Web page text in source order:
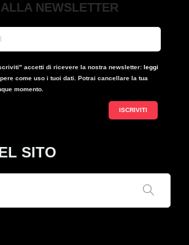
NEWSLETTER
accetti di ricevere la nostra newsletter: leggi
come uso i tuoi dati. Potrai cancellare la tua
momento.
SITO